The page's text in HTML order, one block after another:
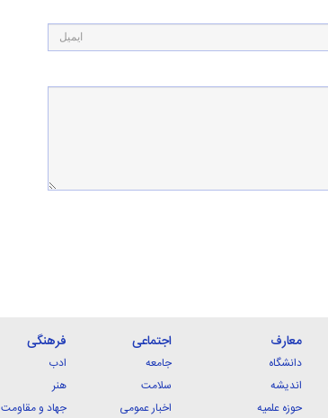
معارف
دانشگاه
اندیشه
حوزه علمیه
اجتماعی
جامعه
سلامت
اخبار عمومی
فرهنگی
ادب
هنر
جهاد و مقاومت